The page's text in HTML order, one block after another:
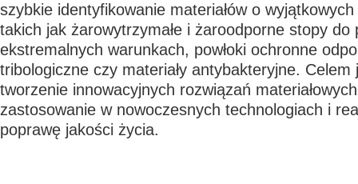
szybkie identyfikowanie materiałów o wyjątkowych
takich jak żarowytrzymałe i żaroodporne stopy do
ekstremalnych warunkach, powłoki ochronne
tribologiczne czy materiały antybakteryjne. Celem
tworzenie innowacyjnych rozwiązań
zastosowanie w nowoczesnych technologiach i
poprawę jakości życia.